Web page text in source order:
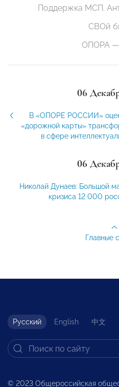
Поддержка МСП.
СВОй
ОПОРА
06
В «ОПОРЕ РОССИИ»
«дорожной карты»
в сфере
06
Николай Дунаев: Большой
кризиса 12 000
Главные
Русский English 中文
© 2023 Общероссийская